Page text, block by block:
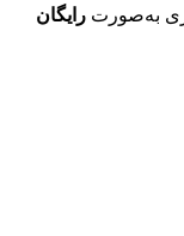
به‌صورت رایگان